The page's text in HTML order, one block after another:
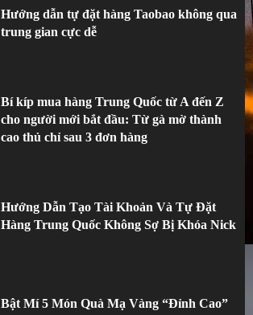
Hướng dẫn tự đặt hàng Taobao không qua
trung gian cực dễ
Bí kíp mua hàng Trung Quốc từ A đến Z
cho người mới bắt đầu: Từ gà mờ thành
cao thủ chỉ sau 3 đơn hàng
Hướng Dẫn Tạo Tài Khoản Và Tự Đặt
Hàng Trung Quốc Không Sợ Bị Khóa Nick
Bật Mí 5 Món Quà Mạ Vàng “Đỉnh Cao”